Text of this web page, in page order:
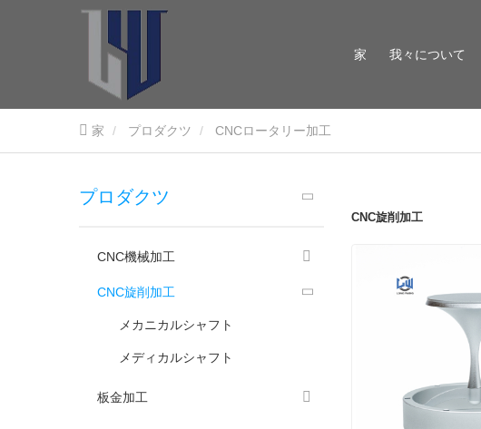
家 我々について
家 プロダクツ CNCロータリー加工
プロダクツ
CNC機械加工
CNC旋削加工
メカニカルシャフト
メディカルシャフト
板金加工
CNC旋削加工